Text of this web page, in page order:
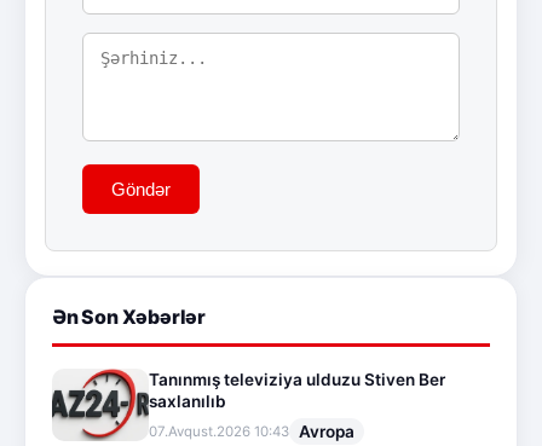
Göndər
Ən Son Xəbərlər
Tanınmış televiziya ulduzu Stiven Ber
saxlanılıb
07.Avqust.2026 10:43 Avropa